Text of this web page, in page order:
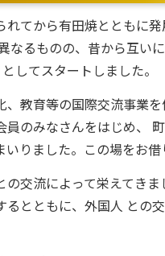
てから有田焼とともに
なるものの、昔から互い
してスタートしました。
教育等の国際交流事業
員のみなさんをはじめ、
りました。この場をお借
交流によって栄えてき
るとともに、外国人 との